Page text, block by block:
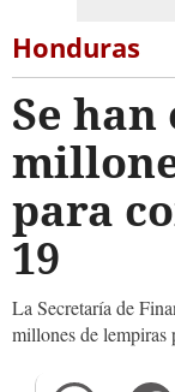
Honduras
Se han
para
19
La Secretaría de
millones de lempiras